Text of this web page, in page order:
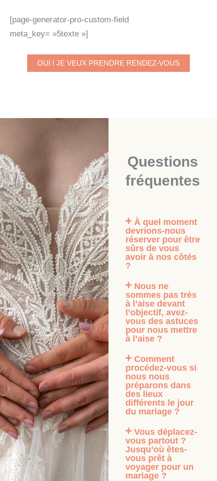
[page-generator-pro-custom-field
meta_key= »5texte »]
OUI ! JE VEUX PRENDRE RENDEZ-VOUS
Questions
fréquentes
À quel moment
devrions-nous
réserver pour être
sûrs de vous
avoir à nos côtés
?
Nous ne
sommes pas très
à l’aise devant
l’objectif, avez-
vous des astuces
pour nous mettre
à l’aise ?
Comment
procédez-vous si
nous nous
préparons dans
des lieux
différents le jour
du mariage ?
Vous déplacez-
vous partout ?
Jusqu’où êtes-
vous prêt à
voyager pour un
mariage ?